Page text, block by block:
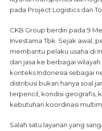
pada Project Logistics dan
CKB Group berdiri pada 9
Investama Tbk. Sejak awal,
membantu pelaku usaha di
dan jasa ke berbagai
konteks Indonesia sebagai
distribusi bukan hanya soal
terpencil, kondisi geografis,
kebutuhan koordinasi
Salah satu layanan yang